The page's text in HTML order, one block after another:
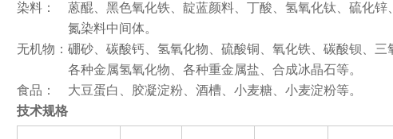
染料： 蒽醌、黑色氧化铁、靛蓝颜料、丁酸、氢氧化钛、硫化锌
氮染料中间体。
无机物：硼砂、碳酸钙、氢氧化物、硫酸铜、氧化铁、碳酸钡、三
各种金属氢氧化物、各种重金属盐、合成冰晶石等。
食品： 大豆蛋白、胶凝淀粉、酒槽、小麦糖、小麦淀粉等。
技术规格